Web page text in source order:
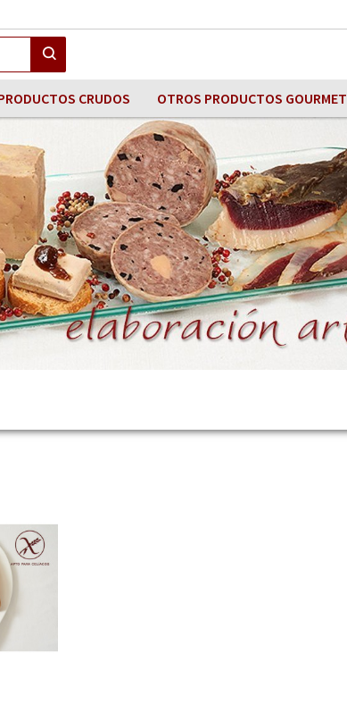
CRUDOS OTROS PRODUCTOS GOURMET